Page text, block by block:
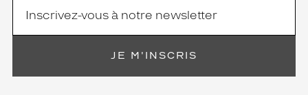
JE M'INSCRIS